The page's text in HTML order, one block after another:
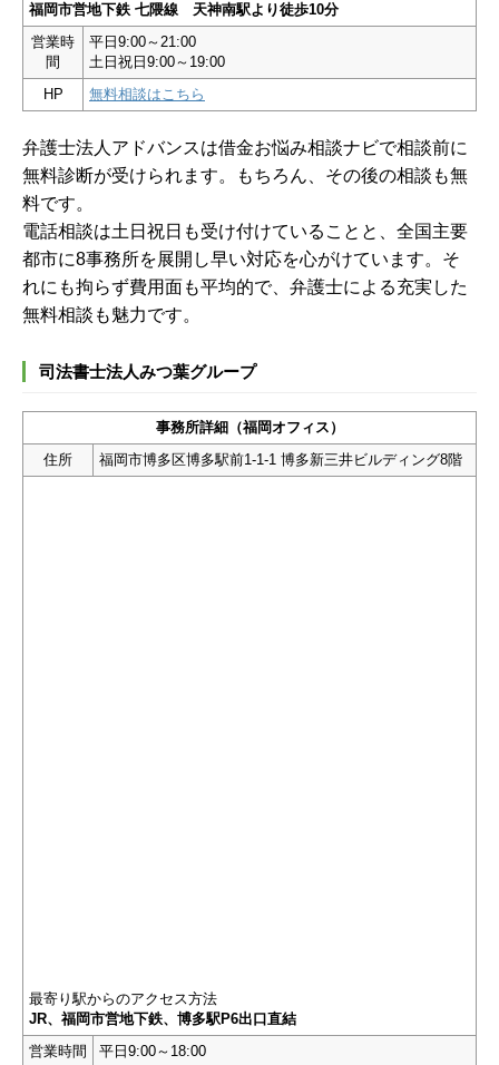
福岡市営地下鉄 七隈線 天神南駅より徒歩10分
営業時
間
平日9:00～21:00
土日祝日9:00～19:00
HP
無料相談はこちら
弁護士法人アドバンスは借金お悩み相談ナビで相談前に
無料診断が受けられます。もちろん、その後の相談も無
料です。
電話相談は土日祝日も受け付けていることと、全国主要
都市に8事務所を展開し早い対応を心がけています。そ
れにも拘らず費用面も平均的で、弁護士による充実した
無料相談も魅力です。
司法書士法人みつ葉グループ
事務所詳細（福岡オフィス）
住所
福岡市博多区博多駅前1-1-1 博多新三井ビルディング8階
最寄り駅からのアクセス方法
JR、福岡市営地下鉄、博多駅P6出口直結
営業時間
平日9:00～18:00